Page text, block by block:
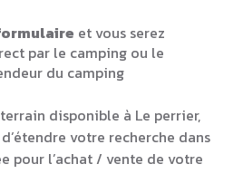
et vous serez
par le camping ou le
du camping
terrain disponible à Le perrier,
votre recherche dans
pour l’achat / vente de votre